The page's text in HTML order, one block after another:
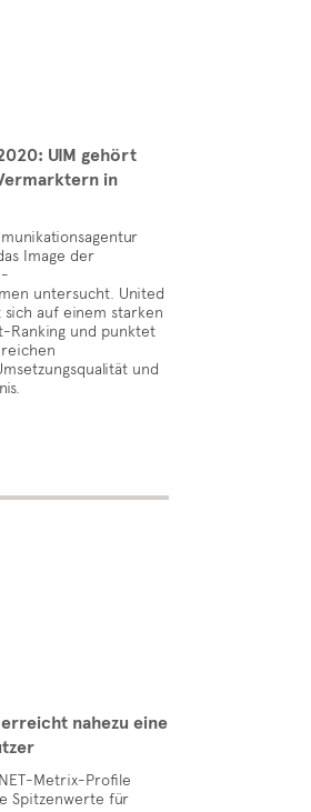
UIM gehört
in
Image der
untersucht. United
auf einem starken
Ranking und punktet
und
nahezu eine
Metrix-Profile
Spitzenwerte für